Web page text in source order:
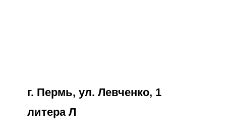
г. Пермь, ул. Левченко, 1
литера Л